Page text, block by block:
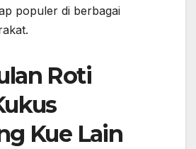
populer di berbagai
Roti
Kue Lain